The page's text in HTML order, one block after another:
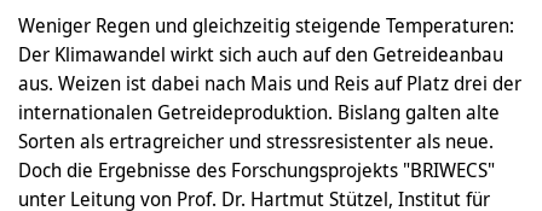
Weniger Regen und gleichzeitig steigende Temperaturen:
Der Klimawandel wirkt sich auch auf den Getreideanbau
aus. Weizen ist dabei nach Mais und Reis auf Platz drei der
internationalen Getreideproduktion. Bislang galten alte
Sorten als ertragreicher und stressresistenter als neue.
Doch die Ergebnisse des Forschungsprojekts "BRIWECS"
unter Leitung von Prof. Dr. Hartmut Stützel, Institut für